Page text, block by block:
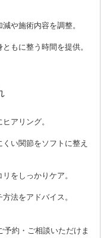
や施術内容を調整。
もに整う時間を提供。
アリング。
い関節をソフトに整え
をしっかりケア。
法をアドバイス。
約・ご相談いただけま